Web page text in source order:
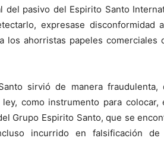
pasivo del Espirito Santo
expresase disconformidad
los ahorristas papeles comerciales
sirvió de manera fraudulenta,
como instrumento para colocar,
Grupo Espirito Santo, que se
incurrido en falsificación de